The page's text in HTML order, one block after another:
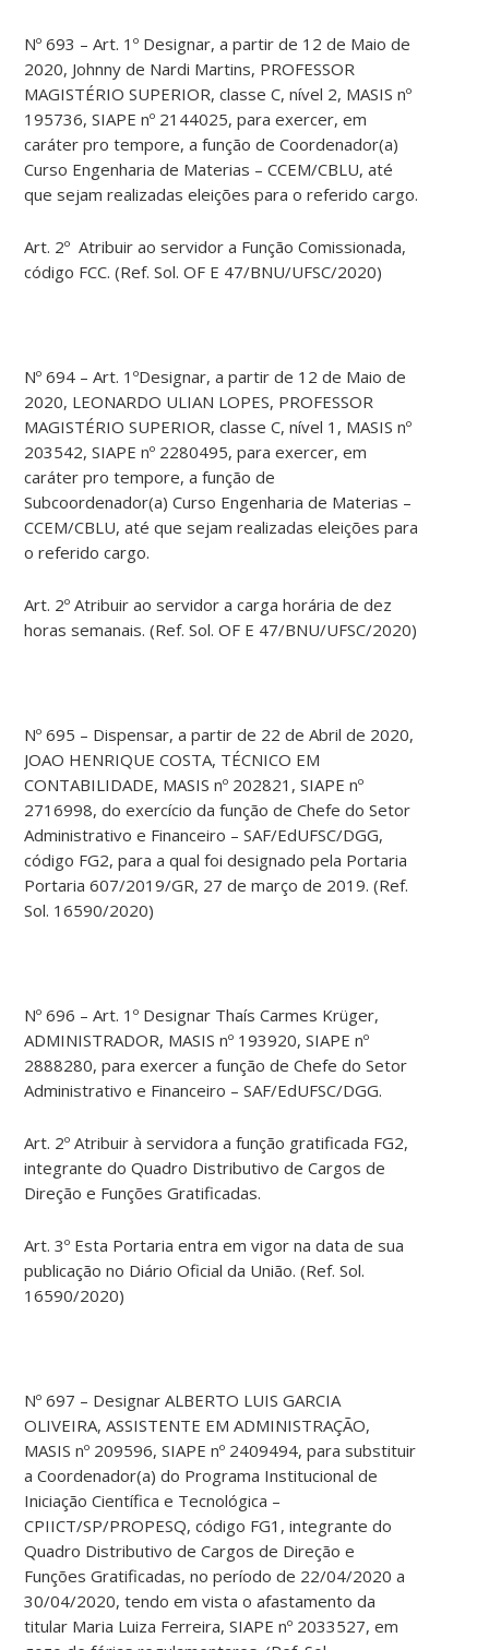
Nº 693 – Art. 1º Designar, a partir de 12 de Maio de
2020, Johnny de Nardi Martins, PROFESSOR
MAGISTÉRIO SUPERIOR, classe C, nível 2, MASIS nº
195736, SIAPE nº 2144025, para exercer, em
caráter pro tempore, a função de Coordenador(a)
Curso Engenharia de Materias – CCEM/CBLU, até
que sejam realizadas eleições para o referido cargo.
Art. 2º Atribuir ao servidor a Função Comissionada,
código FCC. (Ref. Sol. OF E 47/BNU/UFSC/2020)
Nº 694 – Art. 1ºDesignar, a partir de 12 de Maio de
2020, LEONARDO ULIAN LOPES, PROFESSOR
MAGISTÉRIO SUPERIOR, classe C, nível 1, MASIS nº
203542, SIAPE nº 2280495, para exercer, em
caráter pro tempore, a função de
Subcoordenador(a) Curso Engenharia de Materias –
CCEM/CBLU, até que sejam realizadas eleições para
o referido cargo.
Art. 2º Atribuir ao servidor a carga horária de dez
horas semanais. (Ref. Sol. OF E 47/BNU/UFSC/2020)
Nº 695 – Dispensar, a partir de 22 de Abril de 2020,
JOAO HENRIQUE COSTA, TÉCNICO EM
CONTABILIDADE, MASIS nº 202821, SIAPE nº
2716998, do exercício da função de Chefe do Setor
Administrativo e Financeiro – SAF/EdUFSC/DGG,
código FG2, para a qual foi designado pela Portaria
Portaria 607/2019/GR, 27 de março de 2019. (Ref.
Sol. 16590/2020)
Nº 696 – Art. 1º Designar Thaís Carmes Krüger,
ADMINISTRADOR, MASIS nº 193920, SIAPE nº
2888280, para exercer a função de Chefe do Setor
Administrativo e Financeiro – SAF/EdUFSC/DGG.
Art. 2º Atribuir à servidora a função gratificada FG2,
integrante do Quadro Distributivo de Cargos de
Direção e Funções Gratificadas.
Art. 3º Esta Portaria entra em vigor na data de sua
publicação no Diário Oficial da União. (Ref. Sol.
16590/2020)
Nº 697 – Designar ALBERTO LUIS GARCIA
OLIVEIRA, ASSISTENTE EM ADMINISTRAÇÃO,
MASIS nº 209596, SIAPE nº 2409494, para substituir
a Coordenador(a) do Programa Institucional de
Iniciação Científica e Tecnológica –
CPIICT/SP/PROPESQ, código FG1, integrante do
Quadro Distributivo de Cargos de Direção e
Funções Gratificadas, no período de 22/04/2020 a
30/04/2020, tendo em vista o afastamento da
titular Maria Luiza Ferreira, SIAPE nº 2033527, em